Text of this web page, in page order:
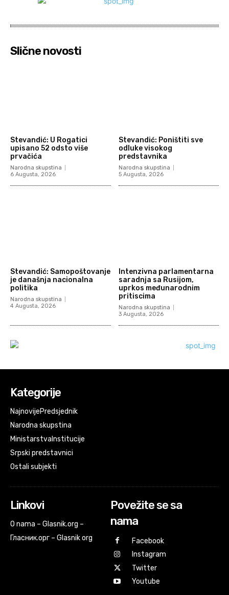
Slične novosti
Stevandić: U Rogatici
upisano 52 odsto više
prvačića
Narodna skupstina
6 Augusta, 2026
Stevandić: Poništiti sve
odluke visokog
predstavnika
Narodna skupstina
5 Augusta, 2026
Stevandić: Samopoštovanje
je današnja nacionalna
politika
Narodna skupstina
4 Augusta, 2026
Intenzivna parlamentarna
saradnja sa Rusijom,
uprkos međunarodnim
pritiscima
Narodna skupstina
3 Augusta, 2026
Kategorije
NajnovijePredsjednik
Narodna skupstina
Ministarstva Institucije
Srpski predstavnici
Ostali subjekti
Linkovi
O nama – Glasnik.org –
Гласник.орг – Glasnik org
Povežite se sa
nama
Facebook
Instagram
Twitter
Youtube